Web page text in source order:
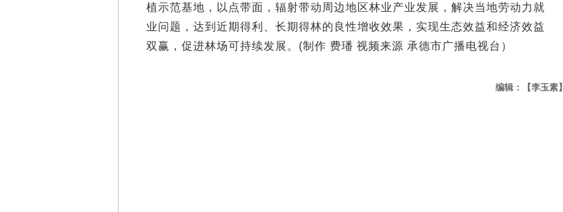
植示范基地，以点带面，辐射带动周边地区林业产业发展，解决当地劳动力就
业问题，达到近期得利、长期得林的良性增收效果，实现生态效益和经济效益
双赢，促进林场可持续发展。(制作 费璠 视频来源 承德市广播电视台）
编辑：【李玉素】